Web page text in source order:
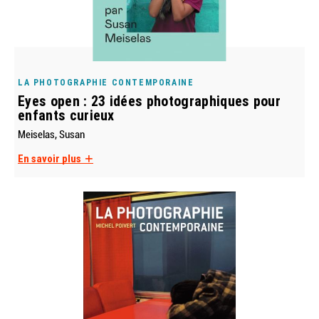
LA PHOTOGRAPHIE CONTEMPORAINE
Eyes open : 23 idées photographiques pour
enfants curieux
Meiselas, Susan
En savoir plus